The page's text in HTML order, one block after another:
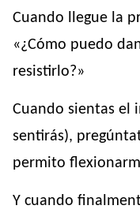
Cuando llegue la
«¿Cómo puedo
resistirlo?»
Cuando sientas el
sentirás),
permito
Y cuando